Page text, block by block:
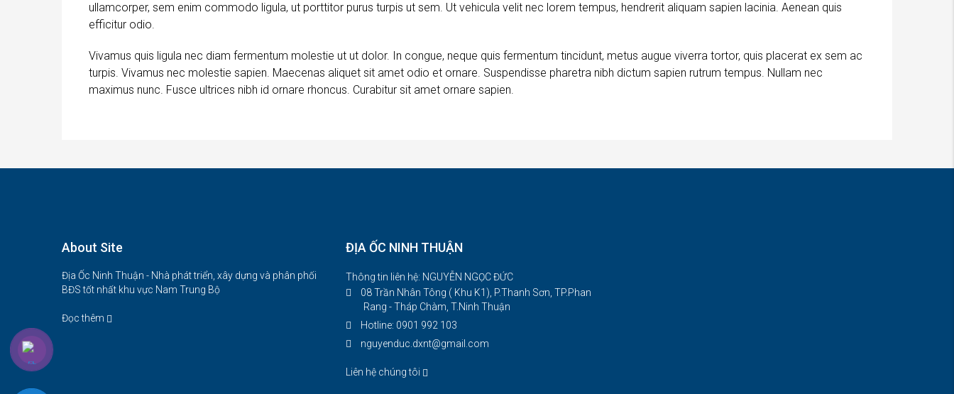
ullamcorper, sem enim commodo ligula, ut porttitor purus turpis ut sem. Ut vehicula velit nec lorem tempus, hendrerit aliquam sapien lacinia. Aenean quis
efficitur odio.
Vivamus quis ligula nec diam fermentum molestie ut ut dolor. In congue, neque quis fermentum tincidunt, metus augue viverra tortor, quis placerat ex sem ac
turpis. Vivamus nec molestie sapien. Maecenas aliquet sit amet odio et ornare. Suspendisse pharetra nibh dictum sapien rutrum tempus. Nullam nec
maximus nunc. Fusce ultrices nibh id ornare rhoncus. Curabitur sit amet ornare sapien.
About Site
Địa Ốc Ninh Thuận - Nhà phát triển, xây dựng và phân phối
BĐS tốt nhất khu vực Nam Trung Bộ
Đọc thêm
ĐỊA ỐC NINH THUẬN
Thông tin liên hệ: NGUYỄN NGỌC ĐỨC
08 Trần Nhân Tông ( Khu K1), P.Thanh Sơn, TP.Phan
Rang - Tháp Chàm, T.Ninh Thuận
Hotline: 0901 992 103
nguyenduc.dxnt@gmail.com
Liên hệ chúng tôi